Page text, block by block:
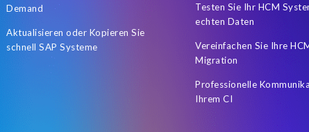
Demand
Aktualisieren oder Kopieren Sie
schnell SAP Systeme
Testen Sie Ihr HCM
echten Daten
Vereinfachen Sie Ihre
Migration
Professionelle
Ihrem CI